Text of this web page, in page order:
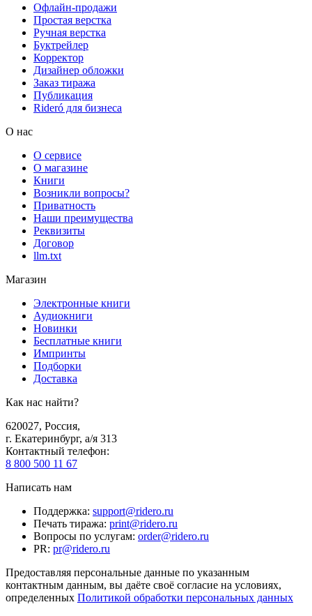
Офлайн-продажи
Простая верстка
Ручная верстка
Буктрейлер
Корректор
Дизайнер обложки
Заказ тиража
Публикация
Rideró для бизнеса
О нас
О сервисе
О магазине
Книги
Возникли вопросы?
Приватность
Наши преимущества
Реквизиты
Договор
llm.txt
Магазин
Электронные книги
Аудиокниги
Новинки
Бесплатные книги
Импринты
Подборки
Доставка
Как нас найти?
620027, Россия,
г. Екатеринбург, а/я 313
Контактный телефон:
8 800 500 11 67
Написать нам
Поддержка: support@ridero.ru
Печать тиража: print@ridero.ru
Вопросы по услугам: order@ridero.ru
PR: pr@ridero.ru
Предоставляя персональные данные по указанным
контактным данным, вы даёте своё согласие на условиях,
определенных Политикой обработки персональных данных